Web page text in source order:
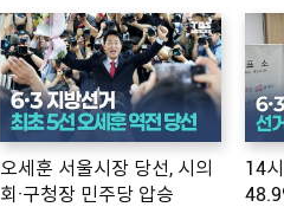
오세훈 서울시장 당선, 시의
회·구청장 민주당 압승
14